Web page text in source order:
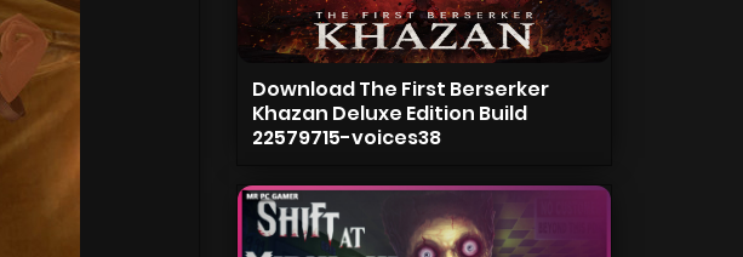
Download The First Berserker
Khazan Deluxe Edition Build
22579715-voices38